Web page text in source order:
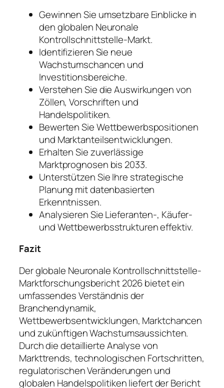
Gewinnen Sie umsetzbare Einblicke in
den globalen Neuronale
Kontrollschnittstelle-Markt.
Identifizieren Sie neue
Wachstumschancen und
Investitionsbereiche.
Verstehen Sie die Auswirkungen von
Zöllen, Vorschriften und
Handelspolitiken.
Bewerten Sie Wettbewerbspositionen
und Marktanteilsentwicklungen.
Erhalten Sie zuverlässige
Marktprognosen bis 2033.
Unterstützen Sie Ihre strategische
Planung mit datenbasierten
Erkenntnissen.
Analysieren Sie Lieferanten-, Käufer-
und Wettbewerbsstrukturen effektiv.
Fazit
Der globale Neuronale Kontrollschnittstelle-
Marktforschungsbericht 2026 bietet ein
umfassendes Verständnis der
Branchendynamik,
Wettbewerbsentwicklungen, Marktchancen
und zukünftigen Wachstumsaussichten.
Durch die detaillierte Analyse von
Markttrends, technologischen Fortschritten,
regulatorischen Veränderungen und
globalen Handelspolitiken liefert der Bericht